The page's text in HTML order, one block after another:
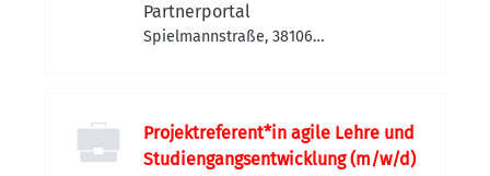
Partnerportal
Spielmannstraße, 38106
Projektreferent*in agile Lehre und
Studiengangsentwicklung (m/w/d)